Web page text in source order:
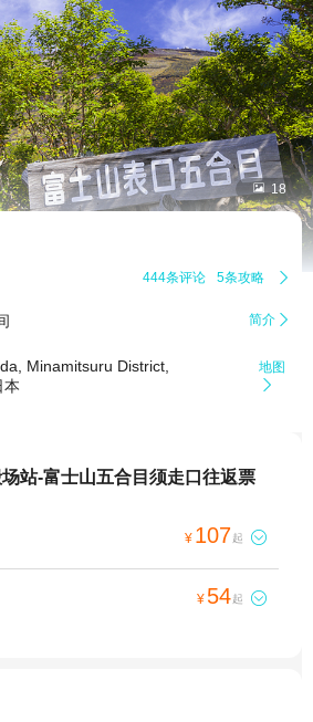
 18
444条评论 5条攻略 
简介 
Minamitsuru District,
本
地图

站-富士山五合目须走口往返票
¥ 107起 
¥ 54起 